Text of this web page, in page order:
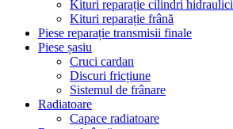
Kituri reparație cilindri hidraulici
Kituri reparație frână
Piese reparație transmisii finale
Piese șasiu
Cruci cardan
Discuri fricțiune
Sistemul de frânare
Radiatoare
Capace radiatoare